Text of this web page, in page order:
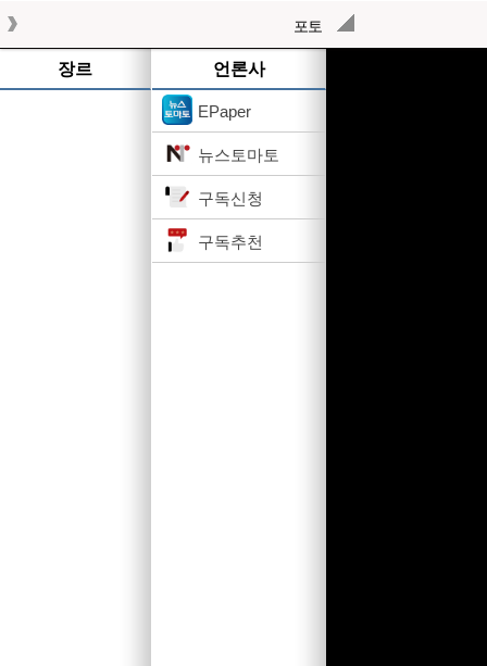
포토
장르 언론사
EPaper
뉴스토마토
구독신청
구독추천
작성된 기사가 없습니다.